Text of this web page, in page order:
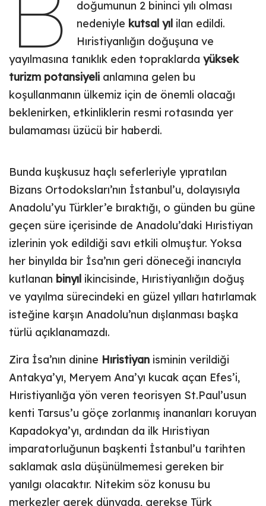
doğumunun 2 bininci yılı olması
nedeniyle kutsal yıl ilan edildi.
Hıristiyanlığın doğuşuna ve
yayılmasına tanıklık eden topraklarda yüksek
turizm potansiyeli anlamına gelen bu
koşullanmanın ülkemiz için de önemli olacağı
beklenirken, etkinliklerin resmi rotasında yer
bulamaması üzücü bir haberdi.
Bunda kuşkusuz haçlı seferleriyle yıpratılan
Bizans Ortodoksları’nın İstanbul’u, dolayısıyla
Anadolu’yu Türkler’e bıraktığı, o günden bu güne
geçen süre içerisinde de Anadolu’daki Hıristiyan
izlerinin yok edildiği savı etkili olmuştur. Yoksa
her binyılda bir İsa’nın geri döneceği inancıyla
kutlanan binyıl ikincisinde, Hıristiyanlığın doğuş
ve yayılma sürecindeki en güzel yılları hatırlamak
isteğine karşın Anadolu’nun dışlanması başka
türlü açıklanamazdı.
Zira İsa’nın dinine Hıristiyan isminin verildiği
Antakya’yı, Meryem Ana’yı kucak açan Efes’i,
Hıristiyanlığa yön veren teorisyen St.Paul’usun
kenti Tarsus’u göçe zorlanmış inananları koruyan
Kapadokya’yı, ardından da ilk Hıristiyan
imparatorluğunun başkenti İstanbul’u tarihten
saklamak asla düşünülmemesi gereken bir
yanılgı olacaktır. Nitekim söz konusu bu
merkezler gerek dünyada, gerekse Türk